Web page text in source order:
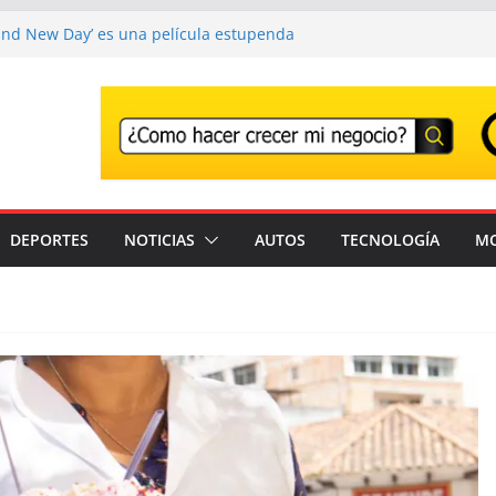
New Day’ es una película estupenda
de las películas más taquilleras de
a Franco Baresi, en un funeral
el Festival que transforma los
experiencia musical irrepetible: Corona
DEPORTES NOTICIAS AUTOS TECNOLOGÍA